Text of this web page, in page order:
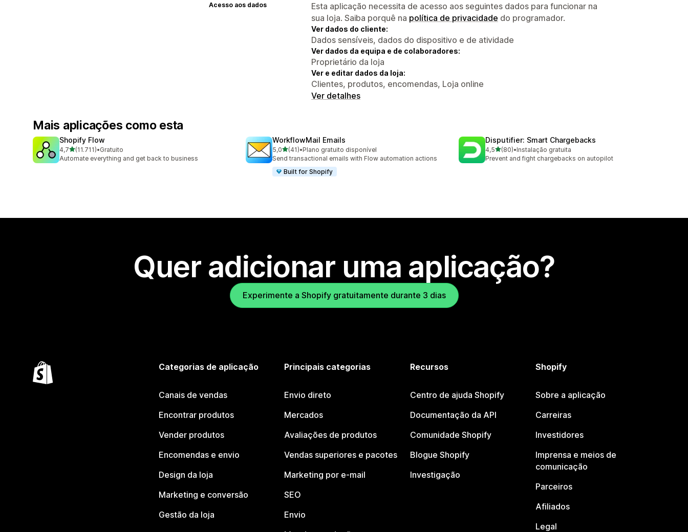
Acesso aos dados
Esta aplicação necessita de acesso aos seguintes dados para funcionar na
sua loja. Saiba porquê na política de privacidade do programador.
Ver dados do cliente:
Dados sensíveis, dados do dispositivo e de atividade
Ver dados da equipa e de colaboradores:
Proprietário da loja
Ver e editar dados da loja:
Clientes, produtos, encomendas, Loja online
Ver detalhes
Mais aplicações como esta
Shopify Flow
4,7de 5 estrelas
(11.711)
11711 total de avaliações
•Gratuito
Automate everything and get back to business
WorkflowMail Emails
5,0de 5 estrelas
(41)
41 total de avaliações
•Plano gratuito disponível
Send transactional emails with Flow automation actions
Built for Shopify
Disputifier: Smart Chargebacks
4,5de 5 estrelas
(80)
80 total de avaliações
•Instalação gratuita
Prevent and fight chargebacks on autopilot
Quer adicionar uma aplicação?
Experimente a Shopify gratuitamente durante 3 dias
Categorias de aplicação
Canais de vendas
Encontrar produtos
Vender produtos
Encomendas e envio
Design da loja
Marketing e conversão
Gestão da loja
Principais categorias
Envio direto
Mercados
Avaliações de produtos
Vendas superiores e pacotes
Marketing por e-mail
SEO
Envio
Recursos
Centro de ajuda Shopify
Documentação da API
Comunidade Shopify
Blogue Shopify
Investigação
Shopify
Sobre a aplicação
Carreiras
Investidores
Imprensa e meios de
comunicação
Parceiros
Afiliados
Legal